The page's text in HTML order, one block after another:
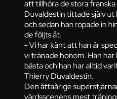
att tillhöra de stora
Duvaldestin tittade själv
och sedan han ropade in
de följts åt.
- Vi har känt att han är
vi tränade honom. Han
bästa och han har alltid
Thierry Duvaldestin.
Den åttaårige
värdsscenens mest